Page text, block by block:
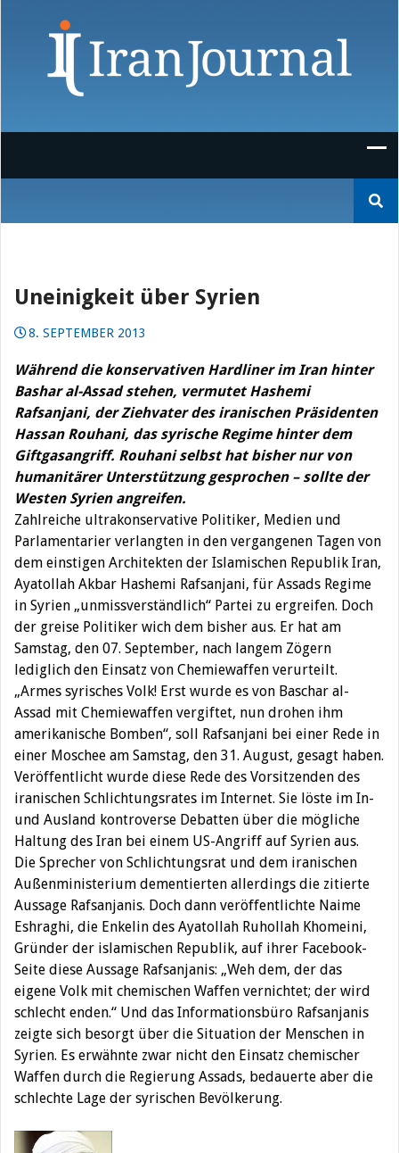
nach:
Uneinigkeit über Syrien
8. SEPTEMBER 2013
Während die konservativen Hardliner im Iran hinter
Bashar al-Assad stehen, vermutet Hashemi
Rafsanjani, der Ziehvater des iranischen Präsidenten
Hassan Rouhani, das syrische Regime hinter dem
Giftgasangriff. Rouhani selbst hat bisher nur von
humanitärer Unterstützung gesprochen – sollte der
Westen Syrien angreifen.
Zahlreiche ultrakonservative Politiker, Medien und
Parlamentarier verlangten in den vergangenen Tagen von
dem einstigen Architekten der Islamischen Republik Iran,
Ayatollah Akbar Hashemi Rafsanjani, für Assads Regime
in Syrien „unmissverständlich“ Partei zu ergreifen. Doch
der greise Politiker wich dem bisher aus. Er hat am
Samstag, den 07. September, nach langem Zögern
lediglich den Einsatz von Chemiewaffen verurteilt.
„Armes syrisches Volk! Erst wurde es von Baschar al-
Assad mit Chemiewaffen vergiftet, nun drohen ihm
amerikanische Bomben“, soll Rafsanjani bei einer Rede in
einer Moschee am Samstag, den 31. August, gesagt haben.
Veröffentlicht wurde diese Rede des Vorsitzenden des
iranischen Schlichtungsrates im Internet. Sie löste im In-
und Ausland kontroverse Debatten über die mögliche
Haltung des Iran bei einem US-Angriff auf Syrien aus.
Die Sprecher von Schlichtungsrat und dem iranischen
Außenministerium dementierten allerdings die zitierte
Aussage Rafsanjanis. Doch dann veröffentlichte Naime
Eshraghi, die Enkelin des Ayatollah Ruhollah Khomeini,
Gründer der islamischen Republik, auf ihrer Facebook-
Seite diese Aussage Rafsanjanis: „Weh dem, der das
eigene Volk mit chemischen Waffen vernichtet; der wird
schlecht enden.“ Und das Informationsbüro Rafsanjanis
zeigte sich besorgt über die Situation der Menschen in
Syrien. Es erwähnte zwar nicht den Einsatz chemischer
Waffen durch die Regierung Assads, bedauerte aber die
schlechte Lage der syrischen Bevölkerung.